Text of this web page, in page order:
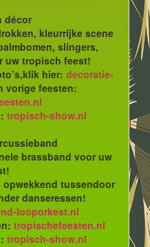
décor
kleurrijke scene
slingers,
uw tropisch feest!
hier: decoratie-
vorige feesten:
tropisch-show.nl
brassband voor uw
tussendoor
danseressen!
looporkest.nl
tropischefeesten.nl
tropisch-show.nl